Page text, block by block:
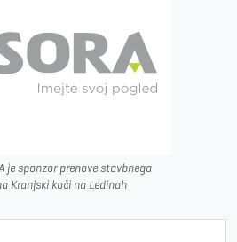
je sponzor prenove stavbnega
Kranjski koči na Ledinah